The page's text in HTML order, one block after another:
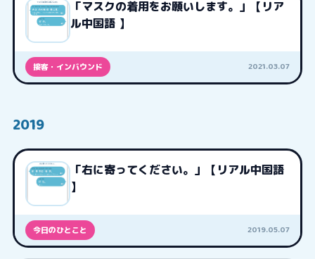
「マスクの着用をお願いします。」【リア
ル中国語 】
接客・インバウンド 2021.03.07
2019
「右に寄ってください。」【リアル中国語
】
今日のひとこと 2019.05.07